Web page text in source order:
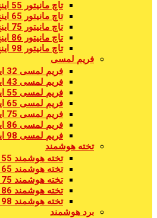
تاچ مانیتور 55 اینچ
تاچ مانیتور 65 اینچ
تاچ مانیتور 75 اینچ
تاچ مانیتور 86 اینچ
تاچ مانیتور 98 اینچ
فریم لمسی
فریم لمسی 32 اینچ
فریم لمسی 43 اینچ
فریم لمسی 55 اینچ
فریم لمسی 65 اینچ
فریم لمسی 75 اینچ
فریم لمسی 86 اینچ
فریم لمسی 98 اینچ
تخته هوشمند
تخته هوشمند 55 اینچ
تخته هوشمند 65 اینچ
تخته هوشمند 75 اینچ
تخته هوشمند 86 اینچ
تخته هوشمند 98 اینچ
برد هوشمند